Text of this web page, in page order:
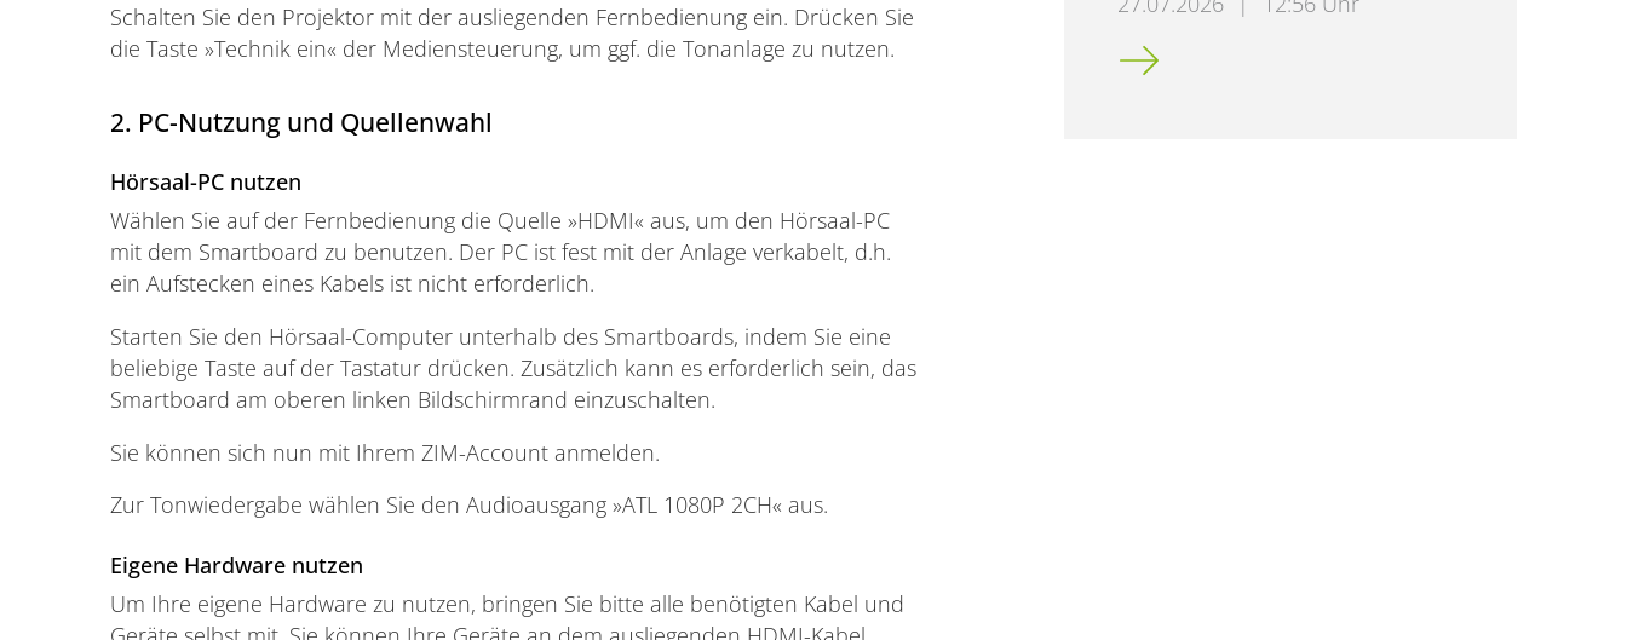
Schalten Sie den Projektor mit der ausliegenden Fernbedienung ein. Drücken Sie
die Taste »Technik ein« der Mediensteuerung, um ggf. die Tonanlage zu nutzen.
2. PC-Nutzung und Quellenwahl
Hörsaal-PC nutzen
Wählen Sie auf der Fernbedienung die Quelle »HDMI« aus, um den Hörsaal-PC
mit dem Smartboard zu benutzen. Der PC ist fest mit der Anlage verkabelt, d.h.
ein Aufstecken eines Kabels ist nicht erforderlich.
Starten Sie den Hörsaal-Computer unterhalb des Smartboards, indem Sie eine
beliebige Taste auf der Tastatur drücken. Zusätzlich kann es erforderlich sein, das
Smartboard am oberen linken Bildschirmrand einzuschalten.
Sie können sich nun mit Ihrem ZIM-Account anmelden.
Zur Tonwiedergabe wählen Sie den Audioausgang »ATL 1080P 2CH« aus.
Eigene Hardware nutzen
Um Ihre eigene Hardware zu nutzen, bringen Sie bitte alle benötigten Kabel und
Spam-/Phishing-Mails: Anfrage